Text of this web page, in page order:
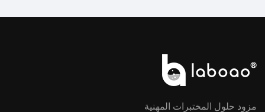
مزود حلول المختبرات المهنية